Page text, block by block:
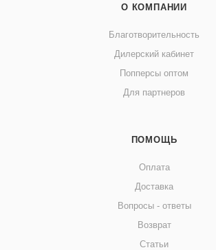
О КОМПАНИИ
Благотворительность
Дилерский кабинет
Попперсы оптом
Для партнеров
ПОМОЩЬ
Оплата
Доставка
Вопросы - ответы
Возврат
Статьи